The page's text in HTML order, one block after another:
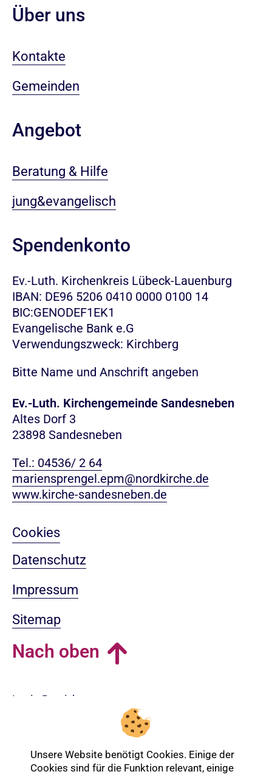
Über uns
Kontakte
Gemeinden
Angebot
Beratung & Hilfe
jung&evangelisch
Spendenkonto
Ev.-Luth. Kirchenkreis Lübeck-Lauenburg
IBAN: DE96 5206 0410 0000 0100 14
BIC:GENODEF1EK1
Evangelische Bank e.G
Verwendungszweck: Kirchberg
Bitte Name und Anschrift angeben
Ev.-Luth. Kirchengemeinde Sandesneben
Altes Dorf 3
23898 Sandesneben
Tel.: 04536/ 2 64
mariensprengel.epm@nordkirche.de
www.kirche-sandesneben.de
Cookies
Datenschutz
Impressum
Sitemap
Nach oben
Login-Bereich
Unsere Website benötigt Cookies. Einige der
Cookies sind für die Funktion relevant, einige